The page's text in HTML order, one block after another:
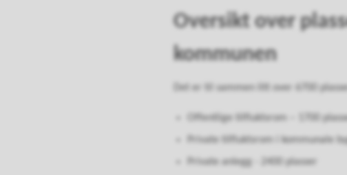
Oversikt over
kommunen
Det er til sammen litt over 6700
Offentlige tilfluktsrom – 1700
Private tilfluktsrom i kommunale
Private anlegg - 2400 plasser